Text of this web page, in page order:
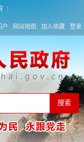
户 网站地图 加入收藏 登录